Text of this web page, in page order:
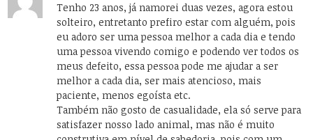
Tenho 23 anos, já namorei duas vezes, agora estou
solteiro, entretanto prefiro estar com alguém, pois
eu adoro ser uma pessoa melhor a cada dia e tendo
uma pessoa vivendo comigo e podendo ver todos os
meus defeito, essa pessoa pode me ajudar a ser
melhor a cada dia, ser mais atencioso, mais
paciente, menos egoísta etc.
Também não gosto de casualidade, ela só serve para
satisfazer nosso lado animal, mas não é muito